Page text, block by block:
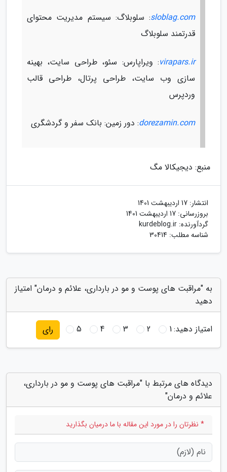
sloblag.com: سلوبلاگ: سیستم مدیریت محتوای
قدرتمند سلوبلاگ
virapars.ir: ویراپارس: سئو، طراحی سایت، بهینه
سازی وب سایت، طراحی پرتال، طراحی قالب
وردپرس
dorezamin.com: دور زمین: بانک سفر و گردشگری
منبع: دیجیکالا مگ
انتشار: 17 اردیبهشت 1401
بروزرسانی: 17 اردیبهشت 1401
گردآورنده: kurdeblog.ir
شناسه مطلب: 30414
به "مراقبت های پوست و مو در بارداری، علائم و درمان" امتیاز
دهید
امتیاز دهید:1
2
3
4
5 رای
دیدگاه های مرتبط با "مراقبت های پوست و مو در بارداری،
علائم و درمان"
* نظرتان را در مورد این مقاله با ما درمیان بگذارید